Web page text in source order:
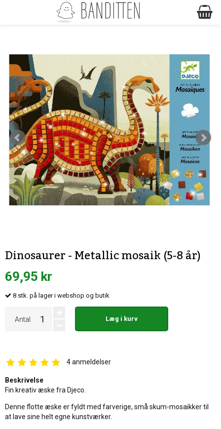
Dinosaurer - Metallic mosaik (5-8 år)
69,95 kr
8 stk. på lager i webshop og butik
Antal Læg i kurv
4anmeldelser
Beskrivelse
Fin kreativ æske fra Djeco.
Denne flotte æske er fyldt med farverige, små skum-mosaikker til
at lave sine helt egne kunstværker.